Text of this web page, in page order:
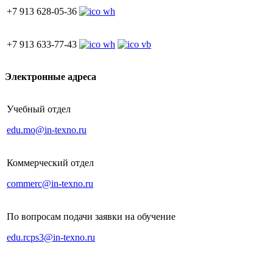
+7 913 628-05-36
+7 913 633-77-43
Электронные адреса
Учебный отдел
edu.mo@in-texno.ru
Коммерческий отдел
commerc@in-texno.ru
По вопросам подачи заявки на обучение
edu.rcps3@in-texno.ru